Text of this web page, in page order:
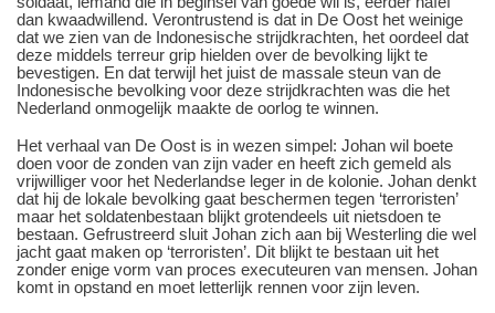
dan kwaadwillend. Verontrustend is dat in De Oost het weinige
dat we zien van de Indonesische strijdkrachten, het oordeel dat
deze middels terreur grip hielden over de bevolking lijkt te
bevestigen. En dat terwijl het juist de massale steun van de
Indonesische bevolking voor deze strijdkrachten was die het
Nederland onmogelijk maakte de oorlog te winnen.
Het verhaal van De Oost is in wezen simpel: Johan wil boete
doen voor de zonden van zijn vader en heeft zich gemeld als
vrijwilliger voor het Nederlandse leger in de kolonie. Johan denkt
dat hij de lokale bevolking gaat beschermen tegen ‘terroristen’
maar het soldatenbestaan blijkt grotendeels uit nietsdoen te
bestaan. Gefrustreerd sluit Johan zich aan bij Westerling die wel
jacht gaat maken op ‘terroristen’. Dit blijkt te bestaan uit het
zonder enige vorm van proces executeuren van mensen. Johan
komt in opstand en moet letterlijk rennen voor zijn leven.